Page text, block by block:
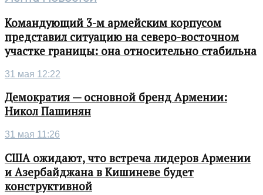
Командующий 3-м армейским корпусом
представил ситуацию на северо-восточном
участке границы: она относительно стабильна
31 мая 12:22
Демократия — основной бренд Армении:
Никол Пашинян
31 мая 11:26
США ожидают, что встреча лидеров Армении
и Азербайджана в Кишиневе будет
конструктивной